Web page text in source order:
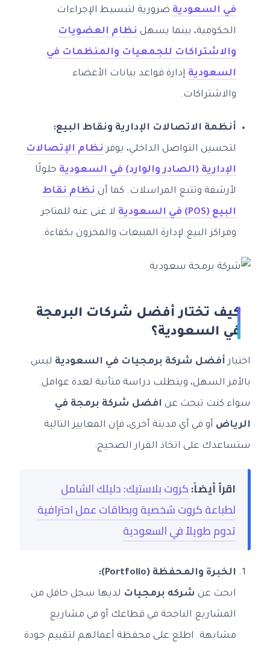
في السعودية ضرورية لتبسيط الإجراءات
الحكومية، بينما يسهل نظام العضويات
والاشتراكات للجمعيات والمنظمات في
السعودية إدارة قواعد بيانات الأعضاء
والاشتراكات.
أنظمة الاتصالات الإدارية ونقاط البيع:
لتحسين التواصل الداخلي، يوفر نظام الإتصالات
الإدارية (الصادر والوارد) في السعودية حلولًا
لأرشفة وتتبع المراسلات. كما أن نظام نقاط
البيع (POS) في السعودية لا غنى عنه للمتاجر
ومراكز البيع لإدارة المبيعات والمخزون بكفاءة.
كيف تختار أفضل شركات البرمجة
في السعودية؟
اختيارأفضل شركة برمجيات في السعودية ليس
بالأمر السهل، ويتطلب دراسة متأنية لعدة عوامل.
سواء كنت تبحث عن افضل شركة برمجة في
الرياض أو في أي مدينة أخرى، فإن المعايير التالية
ستساعدك على اتخاذ القرار الصحيح:
اقرأ أيضاً:كروت بلاستيك: دليلك الشامل
لطباعة كروت شخصية وبطاقات عمل احترافية
تدوم طويلاً في السعودية
الخبرة والمحفظة (Portfolio):
ابحث عن شركه برمجيات لديها سجل حافل من
المشاريع الناجحة في قطاعك أو في مشاريع
مشابهة. اطلع على محفظة أعمالهم لتقييم جودة